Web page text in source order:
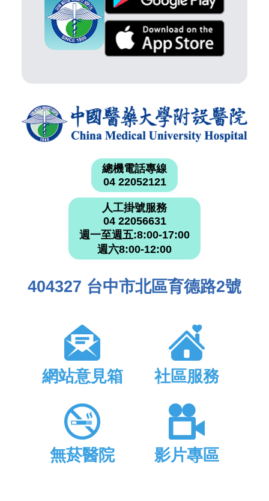
總機電話專線
04 22052121
人工掛號服務
04 22056631
週一至週五:8:00-17:00
週六8:00-12:00
404327 台中市北區育德路2號
網站意見箱 社區服務
無菸醫院 影片專區